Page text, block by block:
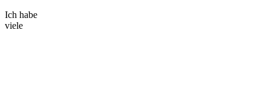
Ich habe
viele